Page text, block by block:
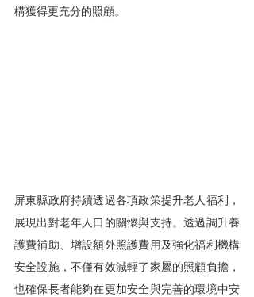
構獲得更充分的照顧。
屏東縣政府持續透過各項政策提升老人福利，
展現出對老年人口的關懷與支持。透過調升養
護費補助、增設額外照護費用及強化福利機構
安全設施，不僅有效減輕了家屬的照顧負擔，
也確保長者能夠在更加安全與完善的環境中安